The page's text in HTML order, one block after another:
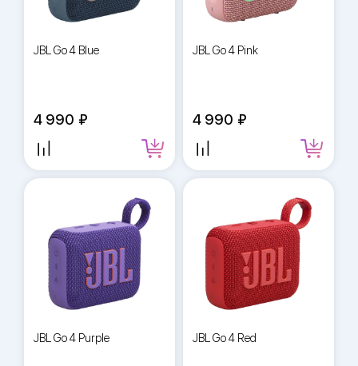
JBL Go 4 Blue
4 990
JBL Go 4 Pink
4 990
JBL Go 4 Purple JBL Go 4 Red